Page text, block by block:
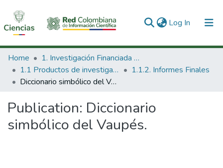
Log In (current)
Communities & Collections
All of DSpace
Home
1. Investigación Financiada con Recursos Públicos
1.1 Productos de investigación
1.1.2. Informes Finales
Diccionario simbólico del Vaupés.
Publication: Diccionario
simbólico del Vaupés.